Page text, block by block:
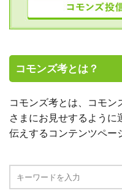
コモンズ考とは？
コモンズ考とは、コモン
さまにお見せするように
伝えするコンテンツペー